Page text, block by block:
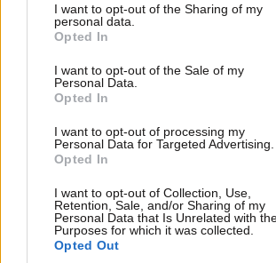
not limited to your visit or usage behaviour.
grant or deny consent to Google and its
use your data for below specified purposes
consent section.
I want to opt-out of the Sharing of my
personal data.
Opted In
I want to opt-out of the Sale of my
Personal Data.
Opted In
I want to opt-out of processing my
Personal Data for Targeted Advertising.
Opted In
I want to opt-out of Collection, Use,
Retention, Sale, and/or Sharing of my
Personal Data that Is Unrelated with
Purposes for which it was collected.
Opted Out
Το αλουμινόχαρτο γειώνεται ο πόλος
ανταύγειες. Το αλουμινόχαρτο
αλουμινόχαρτο κάνει γείωση με το
Απαντήστε